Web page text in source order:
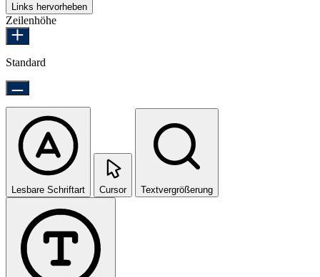
Links hervorheben
Zeilenhöhe
Standard
Lesbare Schriftart Cursor Textvergrößerung